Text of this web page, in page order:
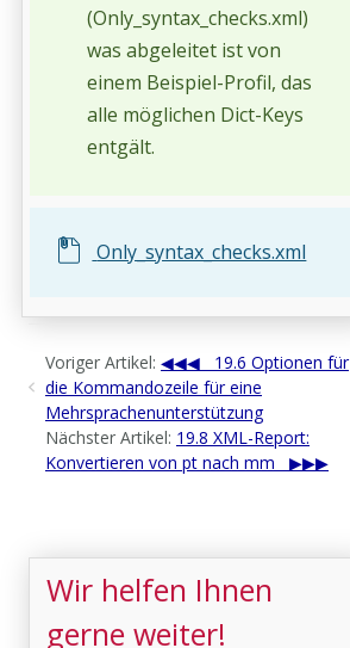
(Only_syntax_checks.xml)
was abgeleitet ist von
einem Beispiel-Profil, das
alle möglichen Dict-Keys
entgält.
Only_syntax_checks.xml
Voriger Artikel:
19.6 Optionen für
die Kommandozeile für eine
Mehrsprachenunterstützung
Nächster Artikel: 19.8 XML-Report:
Konvertieren von pt nach mm
Wir helfen Ihnen
gerne weiter!